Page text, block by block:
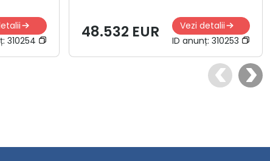
310254 48.532 EUR
Vezi detalii
ID anunț: 310253